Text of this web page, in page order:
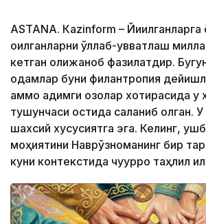
ASTANА. Кazinform –
қоқилганларни қўллаб-қувватлаш
кетган олижаноб фазилатдир.
одамлар буни филантропия
аммо қадимги қозоқлар хотирасида у
тушунчаси остида сақланиб қолган.
шахсий хусусиятга эга. Келинг,
моҳиятини Наврўзноманинг бир
куни контекстида чуқурроқ таҳлил